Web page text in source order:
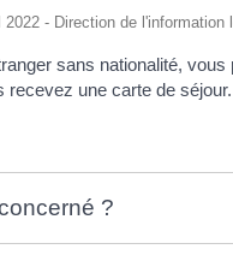
- Direction de
sans nationalité,
recevez une carte de
?